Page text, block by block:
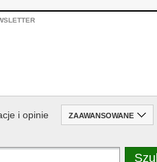
i opinie ZAAWANSOWANE